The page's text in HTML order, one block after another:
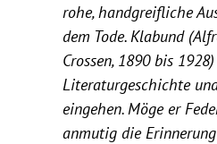
rohe, handgreifliche
dem Tode. Klabund
Crossen, 1890 bis
Literaturgeschichte
eingehen. Möge er
anmutig die